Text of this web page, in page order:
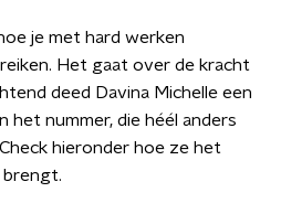
je met hard werken
Het gaat over de kracht
deed Davina Michelle een
het nummer, die héél anders
hieronder hoe ze het
brengt.